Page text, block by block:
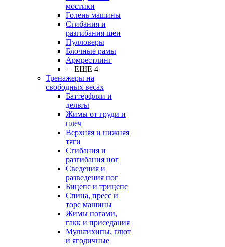
мостики
Голень машины
Сгибания и
разгибания шеи
Пулловеры
Блочные рамы
Армрестлинг
+ ЕЩЕ 4
Тренажеры на
свободных весах
Баттерфляи и
дельты
Жимы от груди и
плеч
Верхняя и нижняя
тяги
Сгибания и
разгибания ног
Сведения и
разведения ног
Бицепс и трицепс
Спина, пресс и
торс машины
Жимы ногами,
гакк и приседания
Мультихипы, глют
и ягодичные